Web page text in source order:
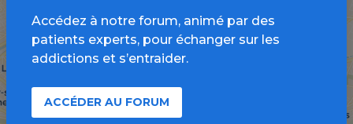
Accédez à notre forum, animé par des
patients experts, pour échanger sur les
addictions et s’entraider.
ACCÉDER AU FORUM